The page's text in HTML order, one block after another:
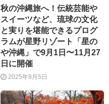
秋の沖縄旅へ！伝統芸能や
スイーツなど、琉球の文化
と実りを堪能できるプログ
ラムが星野リゾート「星の
や沖縄」で9月1日〜11月27
日に開催
2025年9月5日